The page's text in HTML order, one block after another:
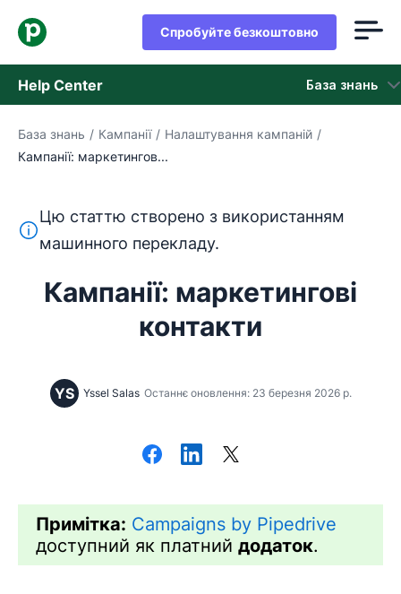
Спробуйте безкоштовно
Help Center База знань
База знань
Зверніться в службу підтримки
База знань / Кампанії / Налаштування кампаній /
Кампанії: маркетингов...
Цей текст перекладено з англійської мови за
Цю статтю створено з використанням
машинного перекладу.
Кампанії: маркетингові
контакти
YS Yssel Salas Останнє оновлення: 23 березня 2026 р.
Примітка: Campaigns by Pipedrive
доступний як платний додаток.